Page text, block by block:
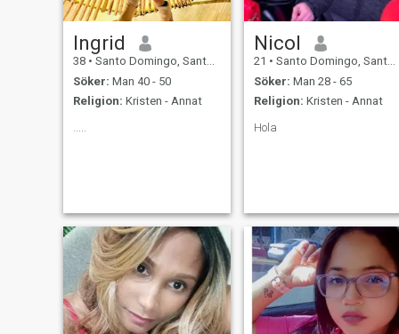
Ingrid
38 • Santo Domingo, Santo Domingo, Dominikanska Rep.
Söker: Man 40 - 50
Religion: Kristen - Annat
.....
Nicol
21 • Santo Domingo, Santo Domingo, Dominikanska Rep.
Söker: Man 28 - 65
Religion: Kristen - Annat
Hola